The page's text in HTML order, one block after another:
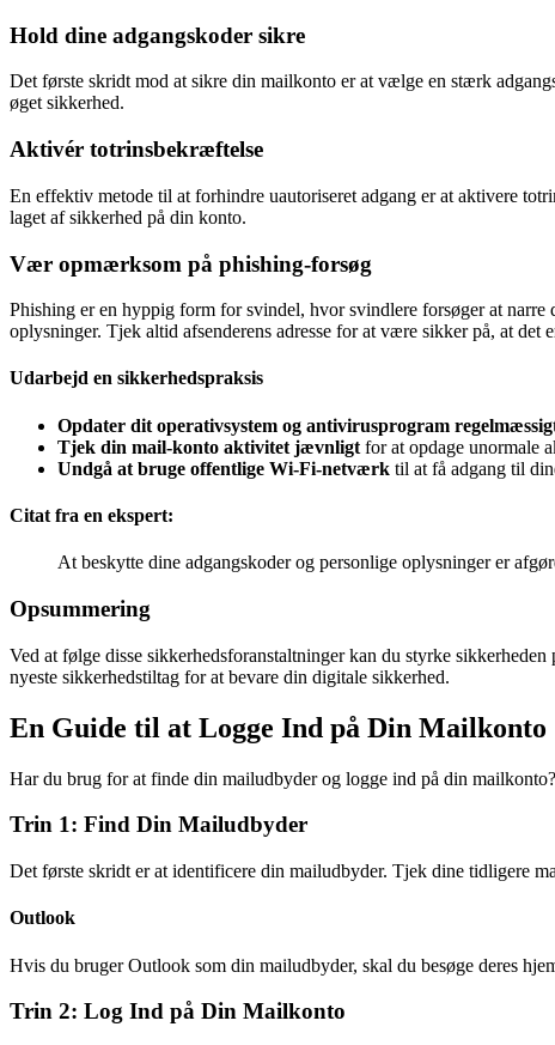
Hold dine adgangskoder sikre
Det første skridt mod at sikre din mailkonto er at vælge en stærk
øget sikkerhed.
Aktivér totrinsbekræftelse
En effektiv metode til at forhindre uautoriseret adgang er at aktivere
laget af sikkerhed på din konto.
Vær opmærksom på phishing-forsøg
Phishing er en hyppig form for svindel, hvor svindlere forsøger at
oplysninger. Tjek altid afsenderens adresse for at være sikker på, at det
Udarbejd en sikkerhedspraksis
Opdater dit operativsystem og antivirusprogram
Tjek din mail-konto aktivitet jævnligt for at opdage unormale
Undgå at bruge offentlige Wi-Fi-netværk til at få adgang til
Citat fra en ekspert:
At beskytte dine adgangskoder og personlige oplysninger er
Opsummering
Ved at følge disse sikkerhedsforanstaltninger kan du styrke
nyeste sikkerhedstiltag for at bevare din digitale sikkerhed.
En Guide til at Logge Ind på Din Mailkonto
Har du brug for at finde din mailudbyder og logge ind på din
Trin 1: Find Din Mailudbyder
Det første skridt er at identificere din mailudbyder. Tjek dine tidligere
Outlook
Hvis du bruger Outlook som din mailudbyder, skal du besøge deres
Trin 2: Log Ind på Din Mailkonto